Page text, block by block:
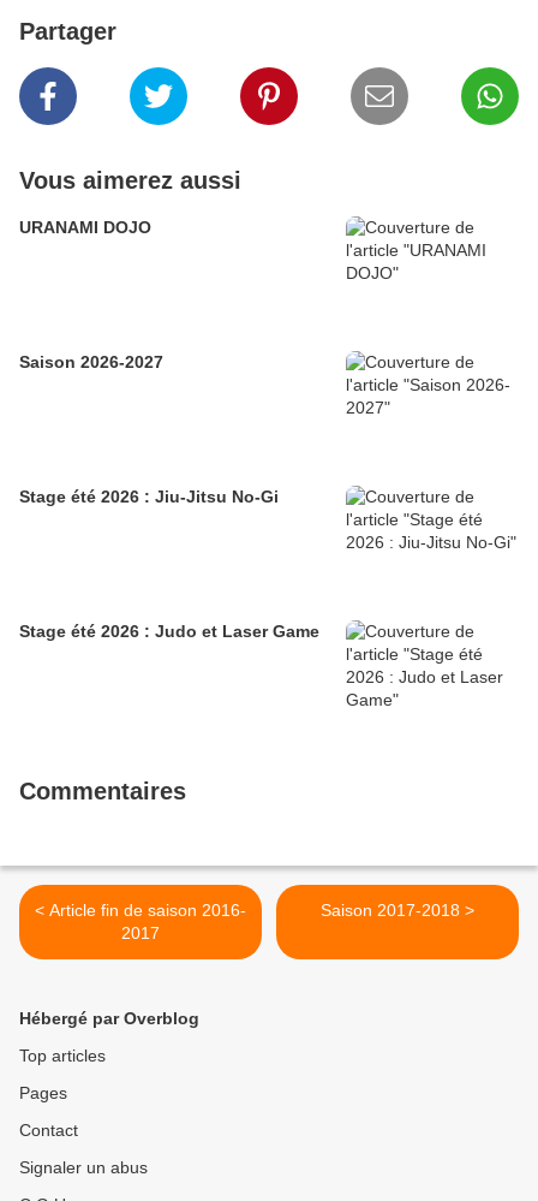
Partager
Vous aimerez aussi
URANAMI DOJO
Saison 2026-2027
Stage été 2026 : Jiu-Jitsu No-Gi
Stage été 2026 : Judo et Laser Game
Commentaires
< Article fin de saison 2016-
2017
Saison 2017-2018 >
Hébergé par Overblog
Top articles
Pages
Contact
Signaler un abus